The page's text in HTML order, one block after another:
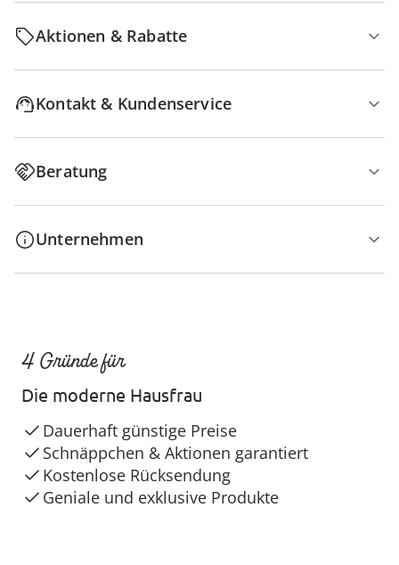
Aktionen & Rabatte
Kontakt & Kundenservice
Beratung
Unternehmen
4 Gründe für
Die moderne Hausfrau
Dauerhaft günstige Preise
Schnäppchen & Aktionen garantiert
Kostenlose Rücksendung
Geniale und exklusive Produkte